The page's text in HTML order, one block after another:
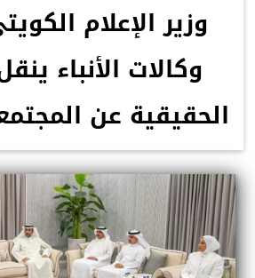
وزير الإعلام
وكالات الأنباء
الحقيقية عن